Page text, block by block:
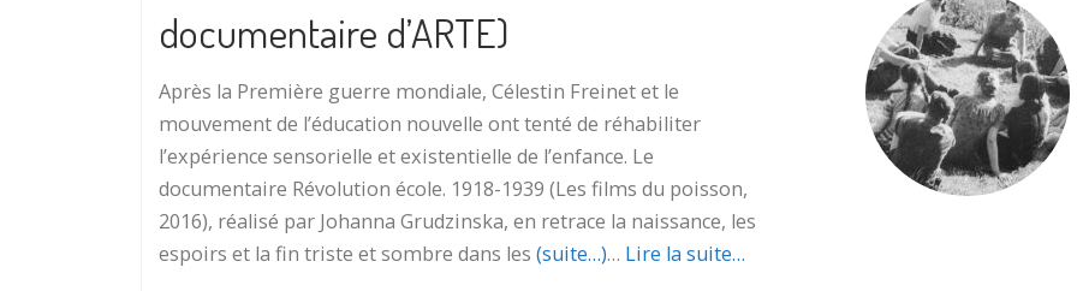
documentaire d’ARTE)
Après la Première guerre mondiale, Célestin Freinet et le
mouvement de l’éducation nouvelle ont tenté de réhabiliter
l’expérience sensorielle et existentielle de l’enfance. Le
documentaire Révolution école. 1918-1939 (Les films du poisson,
2016), réalisé par Johanna Grudzinska, en retrace la naissance, les
espoirs et la fin triste et sombre dans les (suite…)… Lire la suite…